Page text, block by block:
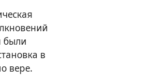
были
в
вере.